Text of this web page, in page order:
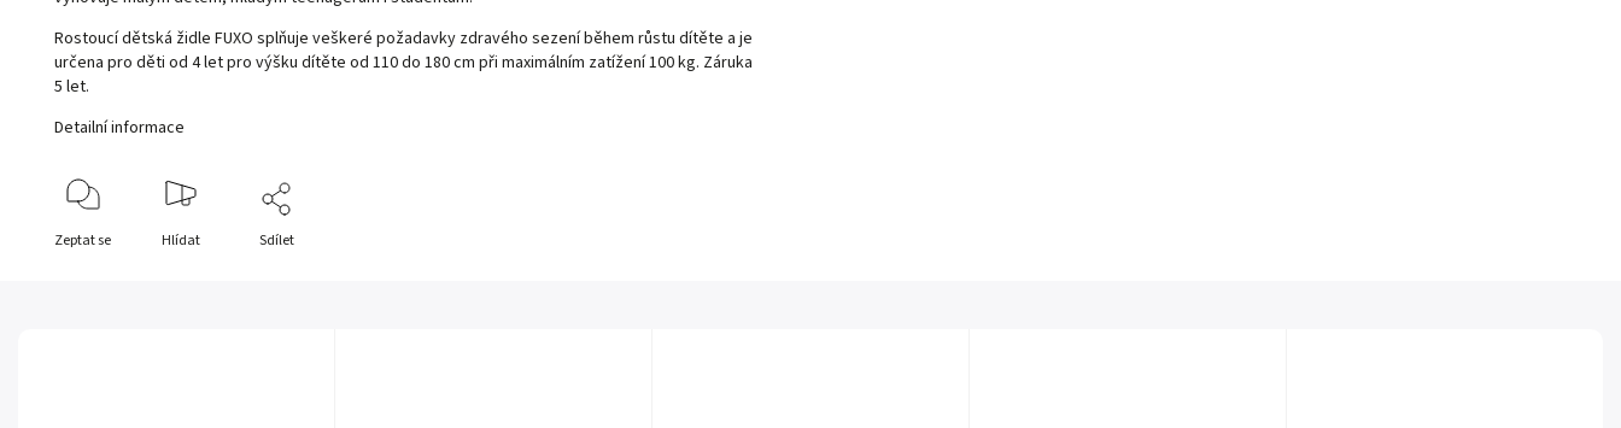
Rostoucí dětská židle FUXOsplňuje veškeré požadavky zdravého sezení během růstu dítěte a je
určena pro děti od 4 let pro výšku dítěte od 110 do 180 cm při maximálním zatížení 100 kg. Záruka
5 let.
Detailní informace
Zeptat se Hlídat Sdílet